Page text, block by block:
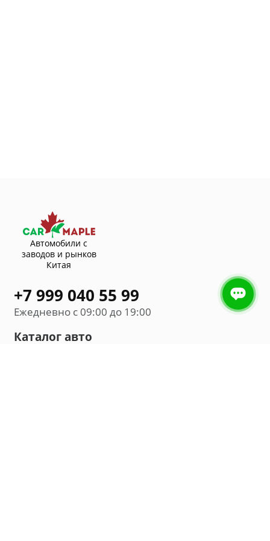
Автомобили с
заводов и рынков
Китая
+7 999 040 55 99
Ежедневно с 09:00 до 19:00
Каталог авто